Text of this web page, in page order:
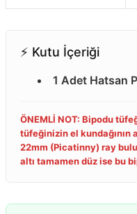
⚡️ Kutu İçeriği
1 Adet Hatsan
ÖNEMLİ NOT: Bipodu
tüfeğinizin el kundağının
22mm (Picatinny) ray
altı tamamen düz ise bu